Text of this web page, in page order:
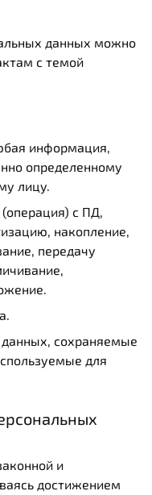
данных можно
с темой
информация,
определенному
лицу.
с ПД,
накопление,
передачу
сохраняемые
для
и
достижением